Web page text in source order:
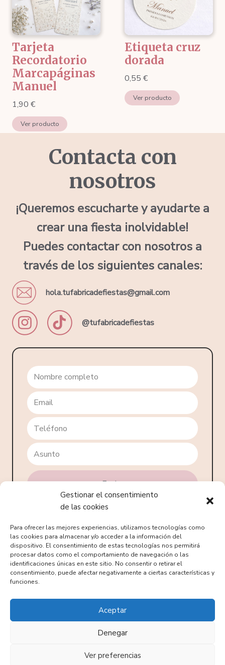
Gestionar el consentimiento
de las cookies
Para ofrecer las mejores experiencias, utilizamos tecnologías como
las cookies para almacenar y/o acceder a la información del
dispositivo. El consentimiento de estas tecnologías nos permitirá
procesar datos como el comportamiento de navegación o las
identificaciones únicas en este sitio. No consentir o retirar el
consentimiento, puede afectar negativamente a ciertas características y
funciones.
Aceptar
Denegar
Ver preferencias
Tarjeta
Recordatorio
Marcapáginas
Manuel
1,90 €
Ver producto
Etiqueta cruz
dorada
0,55 €
Ver producto
Contacta con
nosotros
¡Queremos escucharte y ayudarte a
crear una fiesta inolvidable!
Puedes contactar con nosotros a
través de los siguientes canales:
hola.tufabricadefiestas@gmail.com
@tufabricadefiestas
Cumpleaños
Detalles
personalizados
Bautizos
Etiquetas